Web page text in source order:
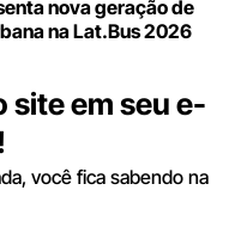
nova geração de
na Lat.Bus 2026
site em seu e-
você fica sabendo na